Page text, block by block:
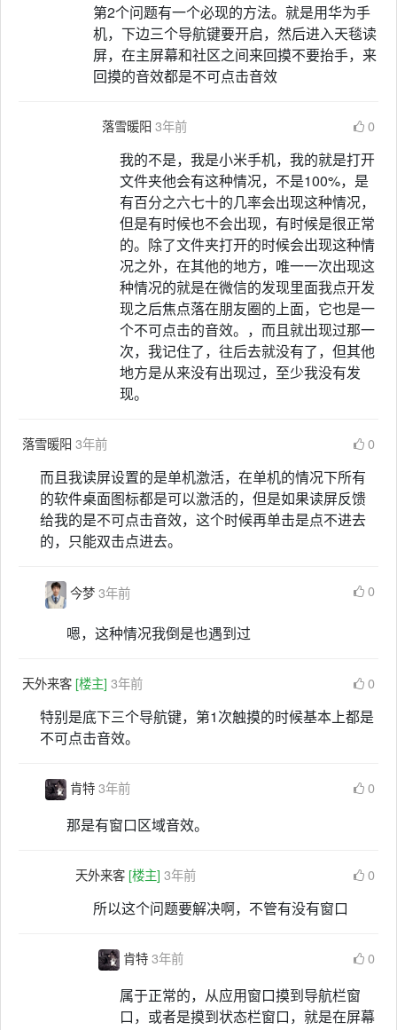
第2个问题有一个必现的方法。就是用华为手
机，下边三个导航键要开启，然后进入天毯读
屏，在主屏幕和社区之间来回摸不要抬手，来
回摸的音效都是不可点击音效
落雪暖阳 3年前 0
我的不是，我是小米手机，我的就是打开
文件夹他会有这种情况，不是100%，是
有百分之六七十的几率会出现这种情况，
但是有时候也不会出现，有时候是很正常
的。除了文件夹打开的时候会出现这种情
况之外，在其他的地方，唯一一次出现这
种情况的就是在微信的发现里面我点开发
现之后焦点落在朋友圈的上面，它也是一
个不可点击的音效。，而且就出现过那一
次，我记住了，往后去就没有了，但其他
地方是从来没有出现过，至少我没有发
现。
落雪暖阳 3年前 0
而且我读屏设置的是单机激活，在单机的情况下所有
的软件桌面图标都是可以激活的，但是如果读屏反馈
给我的是不可点击音效，这个时候再单击是点不进去
的，只能双击点进去。
今梦3年前 0
嗯，这种情况我倒是也遇到过
天外来客 [楼主] 3年前 0
特别是底下三个导航键，第1次触摸的时候基本上都是
不可点击音效。
肯特3年前 0
那是有窗口区域音效。
天外来客 [楼主] 3年前 0
所以这个问题要解决啊，不管有没有窗口
肯特3年前 0
属于正常的，从应用窗口摸到导航栏窗
口，或者是摸到状态栏窗口，就是在屏幕